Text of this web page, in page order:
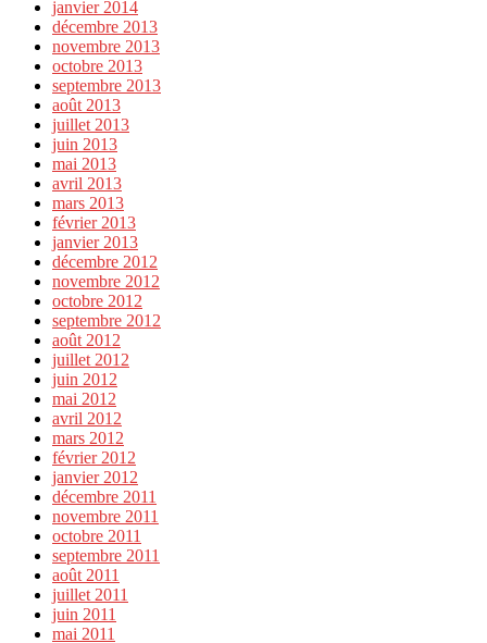
janvier 2014
décembre 2013
novembre 2013
octobre 2013
septembre 2013
août 2013
juillet 2013
juin 2013
mai 2013
avril 2013
mars 2013
février 2013
janvier 2013
décembre 2012
novembre 2012
octobre 2012
septembre 2012
août 2012
juillet 2012
juin 2012
mai 2012
avril 2012
mars 2012
février 2012
janvier 2012
décembre 2011
novembre 2011
octobre 2011
septembre 2011
août 2011
juillet 2011
juin 2011
mai 2011